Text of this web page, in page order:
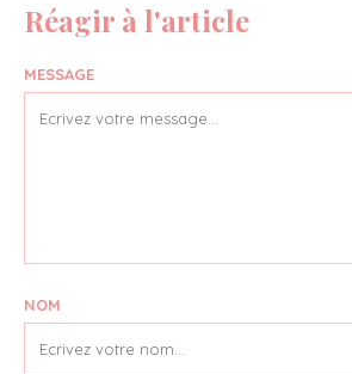
Réagir à l'article
MESSAGE
NOM